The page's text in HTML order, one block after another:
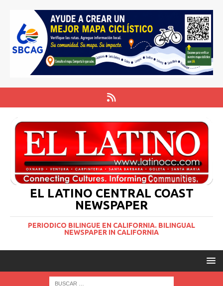
EL LATINO CENTRAL COAST
NEWSPAPER
PERIODICO BILINGUE EN CALIFORNIA. BILINGUAL
NEWSPAPER IN CALIFORNIA